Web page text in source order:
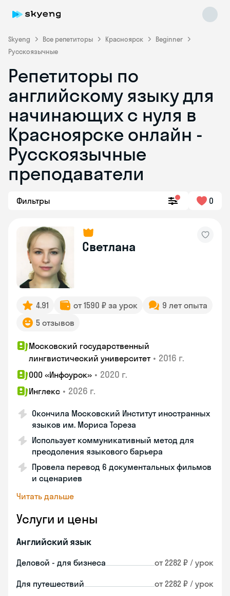
Skyeng Все репетиторы Красноярск
Beginner
Русскоязычные
Репетиторы по
английскому языку для
начинающих с нуля в
Красноярске онлайн -
Русскоязычные
преподаватели
Фильтры 0
Светлана
4.91 от 1590 ₽ за урок
9 лет опыта
5 отзывов
Московский государственный
лингвистический университет • 2016 г.
ООО «Инфоурок» • 2020 г.
Инглекс • 2026 г.
Окончила Московский Институт иностранных
языков им. Мориса Тореза
Использует коммуникативный метод для
преодоления языкового барьера
Провела перевод 6 документальных фильмов
и сценариев
Читать дальше
Услуги и цены
Английский язык
Деловой - для бизнеса от 2282 ₽ / урок
Для путешествий от 2282 ₽ / урок
Skyeng Chat